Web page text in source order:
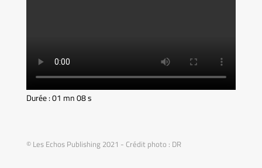
Durée : 01 mn 08 s
© Les Echos Publishing 2021 - Crédit photo : DR